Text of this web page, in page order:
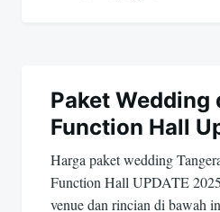
Paket Wedding
Function Hall
Harga paket wedding
Function Hall UPDATE
venue dan rincian di bawah